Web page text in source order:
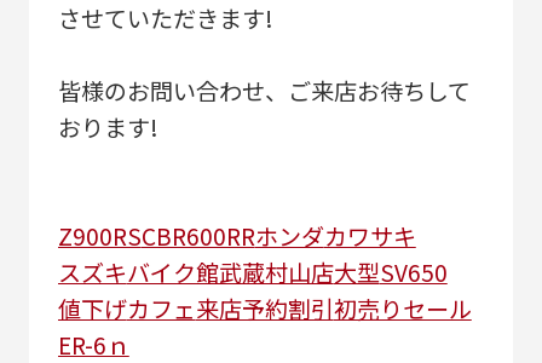
させていただきます!
皆様のお問い合わせ、ご来店お待ちして
おります!
Z900RSCBR600RRホンダカワサキ
スズキバイク館武蔵村山店大型SV650
値下げカフェ来店予約割引初売りセール
ER-6ｎ